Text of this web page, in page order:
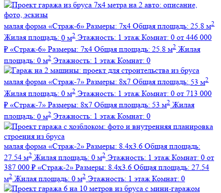
малая форма «Страж-6» Размеры: 7х4 Общая площадь: 25.8 м2
Жилая площадь: 0 м2 Этажность: 1 этаж Комнат: 0 от 446 000
₽ «Страж-6» Размеры: 7х4 Общая площадь: 25.8 м2 Жилая
площадь: 0 м2 Этажность: 1 этаж Комнат: 0
малая форма «Страж-7» Размеры: 8х7 Общая площадь: 53 м2
Жилая площадь: 0 м2 Этажность: 1 этаж Комнат: 0 от 713 000
₽ «Страж-7» Размеры: 8х7 Общая площадь: 53 м2 Жилая
площадь: 0 м2 Этажность: 1 этаж Комнат: 0
малая форма «Страж-2» Размеры: 8.4х3.6 Общая площадь:
27.54 м2 Жилая площадь: 0 м2 Этажность: 1 этаж Комнат: 0 от
387 000 ₽ «Страж-2» Размеры: 8.4х3.6 Общая площадь: 27.54
м2 Жилая площадь: 0 м2 Этажность: 1 этаж Комнат: 0